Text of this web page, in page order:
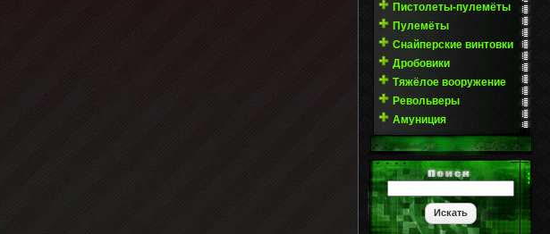
Пистолеты-пулемёты
Пулемёты
Снайперские винтовки
Дробовики
Тяжёлое вооружение
Револьверы
Амуниция